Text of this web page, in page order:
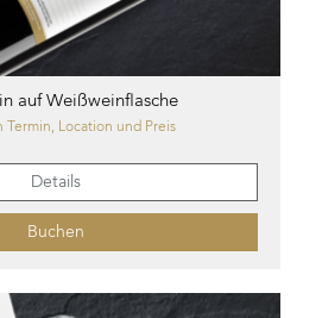
auf Weißweinflasche
Termin, Location und Preis
Details
Buchen